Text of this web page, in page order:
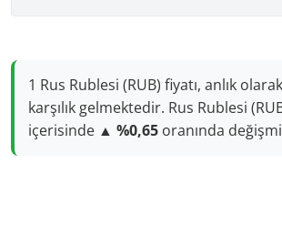
1 Rus Rublesi (RUB) fiyatı, anlık olarak
karşılık gelmektedir. Rus Rublesi
içerisinde ▲ %0,65 oranında